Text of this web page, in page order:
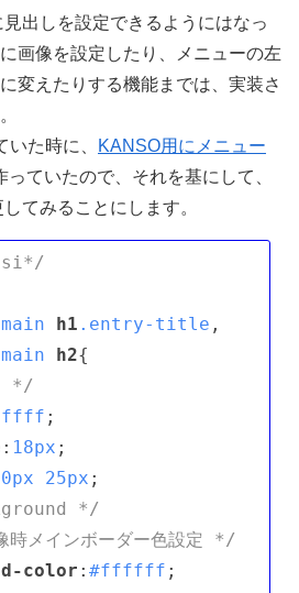
出しを設定できるようにはなっ
画像を設定したり、メニューの左
変えたりする機能までは、実装さ
た時に、
KANSO用にメニュー
っていたので、それを基にして、
てみることにします。
h1 .entry-title
h2{
*/
;
: 18px ;
25px ;
*/
メインボーダー色設定 */
color :#ffffff ;